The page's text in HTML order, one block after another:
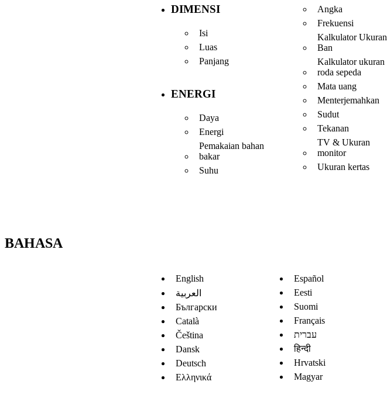
DIMENSI
Isi
Luas
Panjang
ENERGI
Daya
Energi
Pemakaian bahan
bakar
Suhu
Angka
Frekuensi
Kalkulator Ukuran
Ban
Kalkulator ukuran
roda sepeda
Mata uang
Menterjemahkan
Sudut
Tekanan
TV & Ukuran
monitor
Ukuran kertas
BAHASA
English
العربية
Български
Català
Čeština
Dansk
Deutsch
Ελληνικά
Español
Eesti
Suomi
Français
עברית
हिन्दी
Hrvatski
Magyar